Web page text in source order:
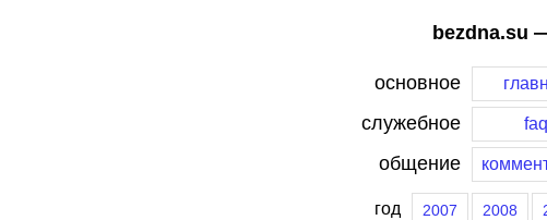
bezdna.su
основное
служебное faq
общение
год 2007 2008